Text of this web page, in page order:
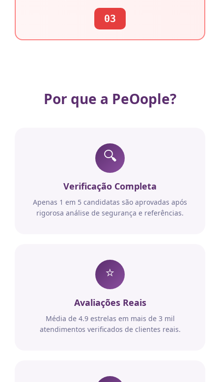
03
Por que a PeOople?
🔍
Verificação Completa
Apenas 1 em 5 candidatas são aprovadas após
rigorosa análise de segurança e referências.
⭐
Avaliações Reais
Média de 4.9 estrelas em mais de 3 mil
atendimentos verificados de clientes reais.